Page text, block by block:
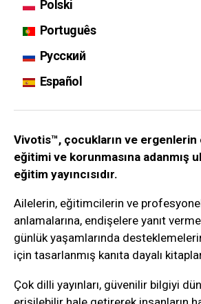
Polski
Português
Русский
Español
Vivotis™, çocukların ve ergenlerin
eğitimi ve korunmasına adanmış
eğitim yayıncısıdır.
Ailelerin, eğitimcilerin ve
anlamalarına, endişelere yanıt
günlük yaşamlarında
için tasarlanmış kanıta dayalı
Çok dilli yayınları, güvenilir bilgiyi